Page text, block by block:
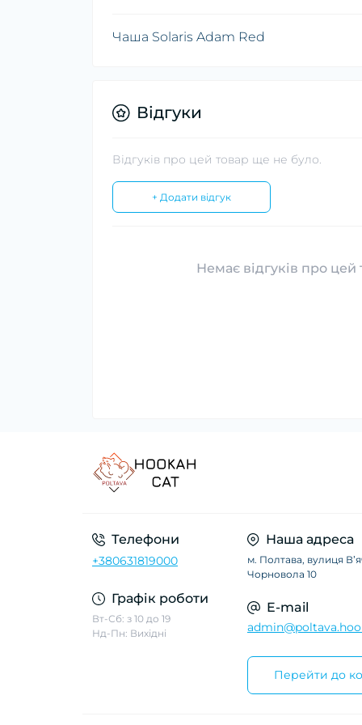
Чаша Solaris Adam Red
Відгуки
Відгуків про цей товар ще не було.
+ Додати відгук
Немає відгуків про цей
Телефони
+380631819000
Графік роботи
Вт-Сб: з 10 до 19
Нд-Пн: Вихідні
Наша адреса
м. Полтава, вулиця
Чорновола 10
E-mail
Перейти до